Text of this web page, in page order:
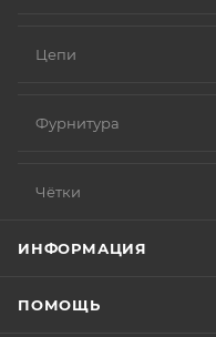
Цепи
Фурнитура
Чётки
ИНФОРМАЦИЯ
ПОМОЩЬ